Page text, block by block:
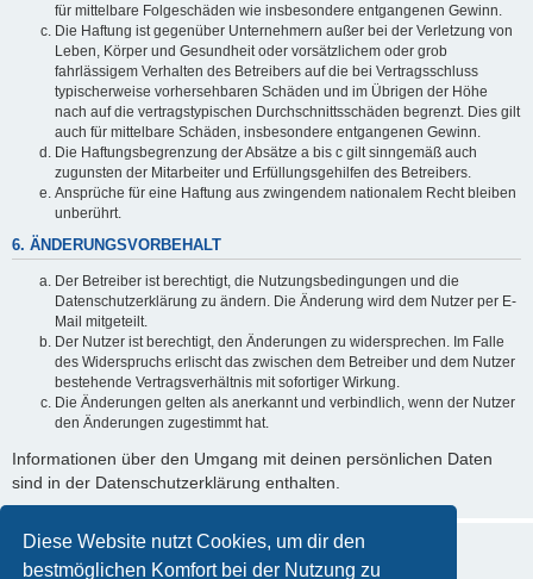
Diese Website nutzt Cookies, um dir den
bestmöglichen Komfort bei der Nutzung zu
für mittelbare Folgeschäden wie insbesondere entgangenen Gewinn.
Die Haftung ist gegenüber Unternehmern außer bei der Verletzung von
Leben, Körper und Gesundheit oder vorsätzlichem oder grob
fahrlässigem Verhalten des Betreibers auf die bei Vertragsschluss
typischerweise vorhersehbaren Schäden und im Übrigen der Höhe
nach auf die vertragstypischen Durchschnittsschäden begrenzt. Dies gilt
auch für mittelbare Schäden, insbesondere entgangenen Gewinn.
Die Haftungsbegrenzung der Absätze a bis c gilt sinngemäß auch
zugunsten der Mitarbeiter und Erfüllungsgehilfen des Betreibers.
Ansprüche für eine Haftung aus zwingendem nationalem Recht bleiben
unberührt.
6. ÄNDERUNGSVORBEHALT
Der Betreiber ist berechtigt, die Nutzungsbedingungen und die
Datenschutzerklärung zu ändern. Die Änderung wird dem Nutzer per E-
Mail mitgeteilt.
Der Nutzer ist berechtigt, den Änderungen zu widersprechen. Im Falle
des Widerspruchs erlischt das zwischen dem Betreiber und dem Nutzer
bestehende Vertragsverhältnis mit sofortiger Wirkung.
Die Änderungen gelten als anerkannt und verbindlich, wenn der Nutzer
den Änderungen zugestimmt hat.
Informationen über den Umgang mit deinen persönlichen Daten
sind in der Datenschutzerklärung enthalten.